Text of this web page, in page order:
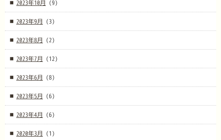
2023年10月 (9)
2023年9月 (3)
2023年8月 (2)
2023年7月 (12)
2023年6月 (8)
2023年5月 (6)
2023年4月 (6)
2020年3月 (1)